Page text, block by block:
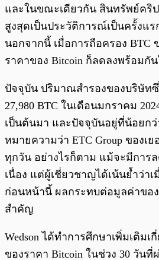
และในขณะเดียวกัน สินทรัพย์คริ
สูงสุดเป็นประวัติการณ์เป็นครั้งแร
นอกจากนี้ เมื่อการถือครอง BTC
ราคาของ Bitcoin ก็ลดลงพร้อม
ปัจจุบัน ปริมาณสำรองของบริษัท
27,980 BTC ในเดือนมกราคม
เป็นต้นมา และปัจจุบันอยู่ที่น้อยกว่
หมายความว่า ETC Group ของเ
ทุกวัน อย่างไรก็ตาม แม้จะมีการ
เนื่อง แต่ผู้เชี่ยวชาญได้เน้นย้ำว่า
ก่อนหน้านี้ ผลกระทบต่อมูลค่าขอ
สำคัญ
Wedson ได้ทำการศึกษาเพิ่มเติม
ของราคา Bitcoin ในช่วง 30 วัน